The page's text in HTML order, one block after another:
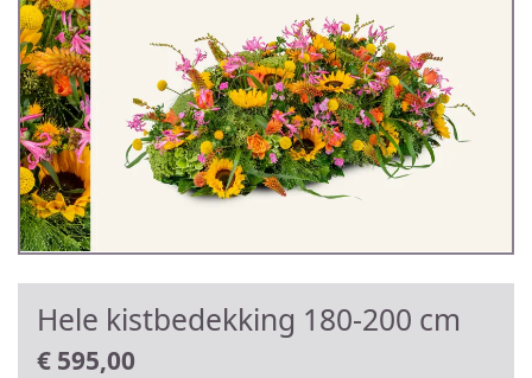
Hele kistbedekking 180-200 cm
€ 595,00